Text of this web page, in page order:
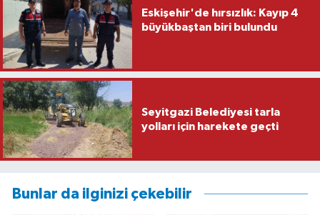
Eskişehir'de hırsızlık: Kayıp 4
büyükbaştan biri bulundu
Seyitgazi Belediyesi tarla
yolları için harekete geçti
Bunlar da ilginizi çekebilir